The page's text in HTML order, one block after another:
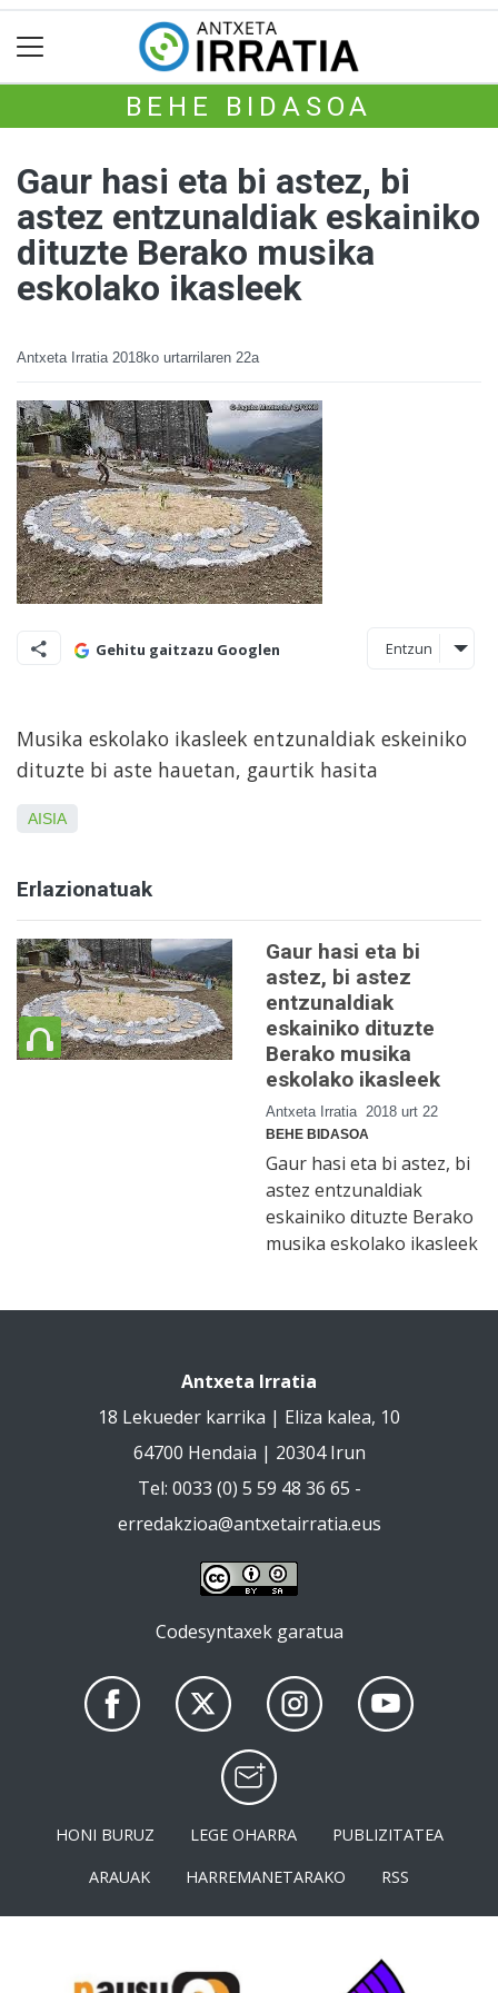
BEHE BIDASOA
Gaur hasi eta bi astez, bi
astez entzunaldiak eskainiko
dituzte Berako musika
eskolako ikasleek
Antxeta Irratia 2018ko urtarrilaren 22a
Gehitu gaitzazu Googlen Entzun
Musika eskolako ikasleek entzunaldiak eskeiniko
dituzte bi aste hauetan, gaurtik hasita
AISIA
Erlazionatuak
Gaur hasi eta bi
astez, bi astez
entzunaldiak
eskainiko dituzte
Berako musika
eskolako ikasleek
Antxeta Irratia 2018 urt 22
BEHE BIDASOA
Gaur hasi eta bi astez, bi
astez entzunaldiak
eskainiko dituzte Berako
musika eskolako ikasleek
Antxeta Irratia
18 Lekueder karrika | Eliza kalea, 10
64700 Hendaia | 20304 Irun
Tel: 0033 (0) 5 59 48 36 65 -
erredakzioa@antxetairratia.eus
Codesyntaxek garatua
HONI BURUZ LEGE OHARRA
PUBLIZITATEA
ARAUAK
HARREMANETARAKO RSS